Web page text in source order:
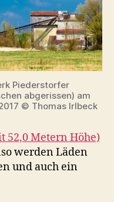
Piederstorfer
abgerissen) am
© Thomas Irlbeck
52,0 Metern Höhe)
werden Läden
und auch ein